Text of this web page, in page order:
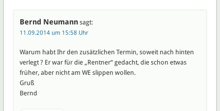
Bernd Neumann sagt:
11.09.2014 um 15:58 Uhr
Warum habt Ihr den zusätzlichen Termin, soweit nach hinten
verlegt ? Er war für die „Rentner“ gedacht, die schon etwas
früher, aber nicht am WE slippen wollen.
Gruß
Bernd